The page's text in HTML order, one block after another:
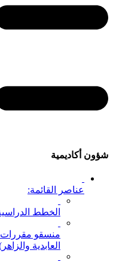
شؤون أكاديمية
عناصر القائمة:
الخطط
العابدية